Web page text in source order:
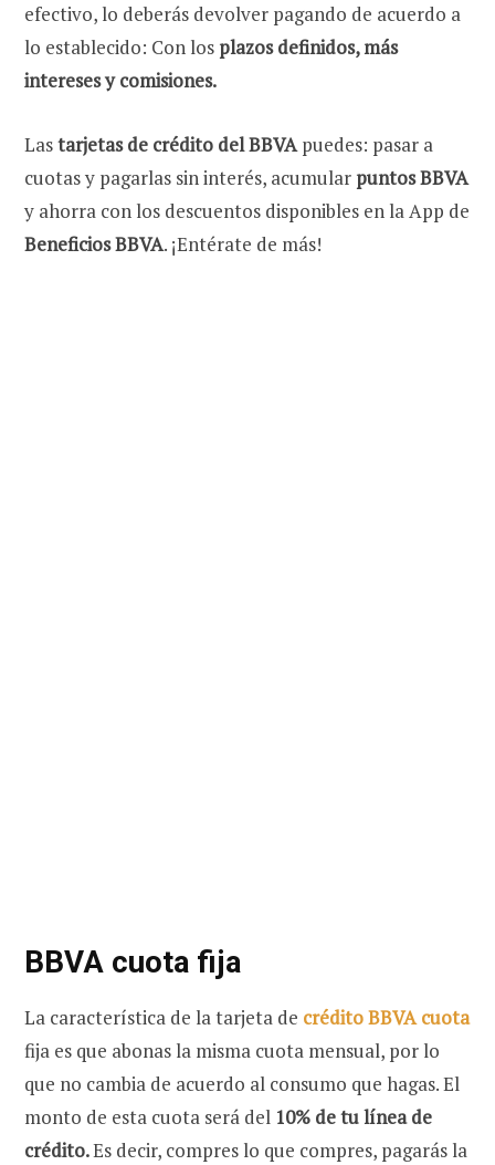
efectivo, lo deberás devolver pagando de acuerdo a
lo establecido: Con los plazos definidos, más
intereses y comisiones.
Lastarjetas de crédito del BBVApuedes: pasar a
cuotas y pagarlas sin interés, acumular puntos BBVA
y ahorra con los descuentos disponibles en la App de
Beneficios BBVA. ¡Entérate de más!
BBVA cuota fija
La característica de la tarjeta de crédito BBVA cuota
fija es que abonas la misma cuota mensual, por lo
que no cambia de acuerdo al consumo que hagas. El
monto de esta cuota será del 10% de tu línea de
crédito.Es decir, compres lo que compres, pagarás la